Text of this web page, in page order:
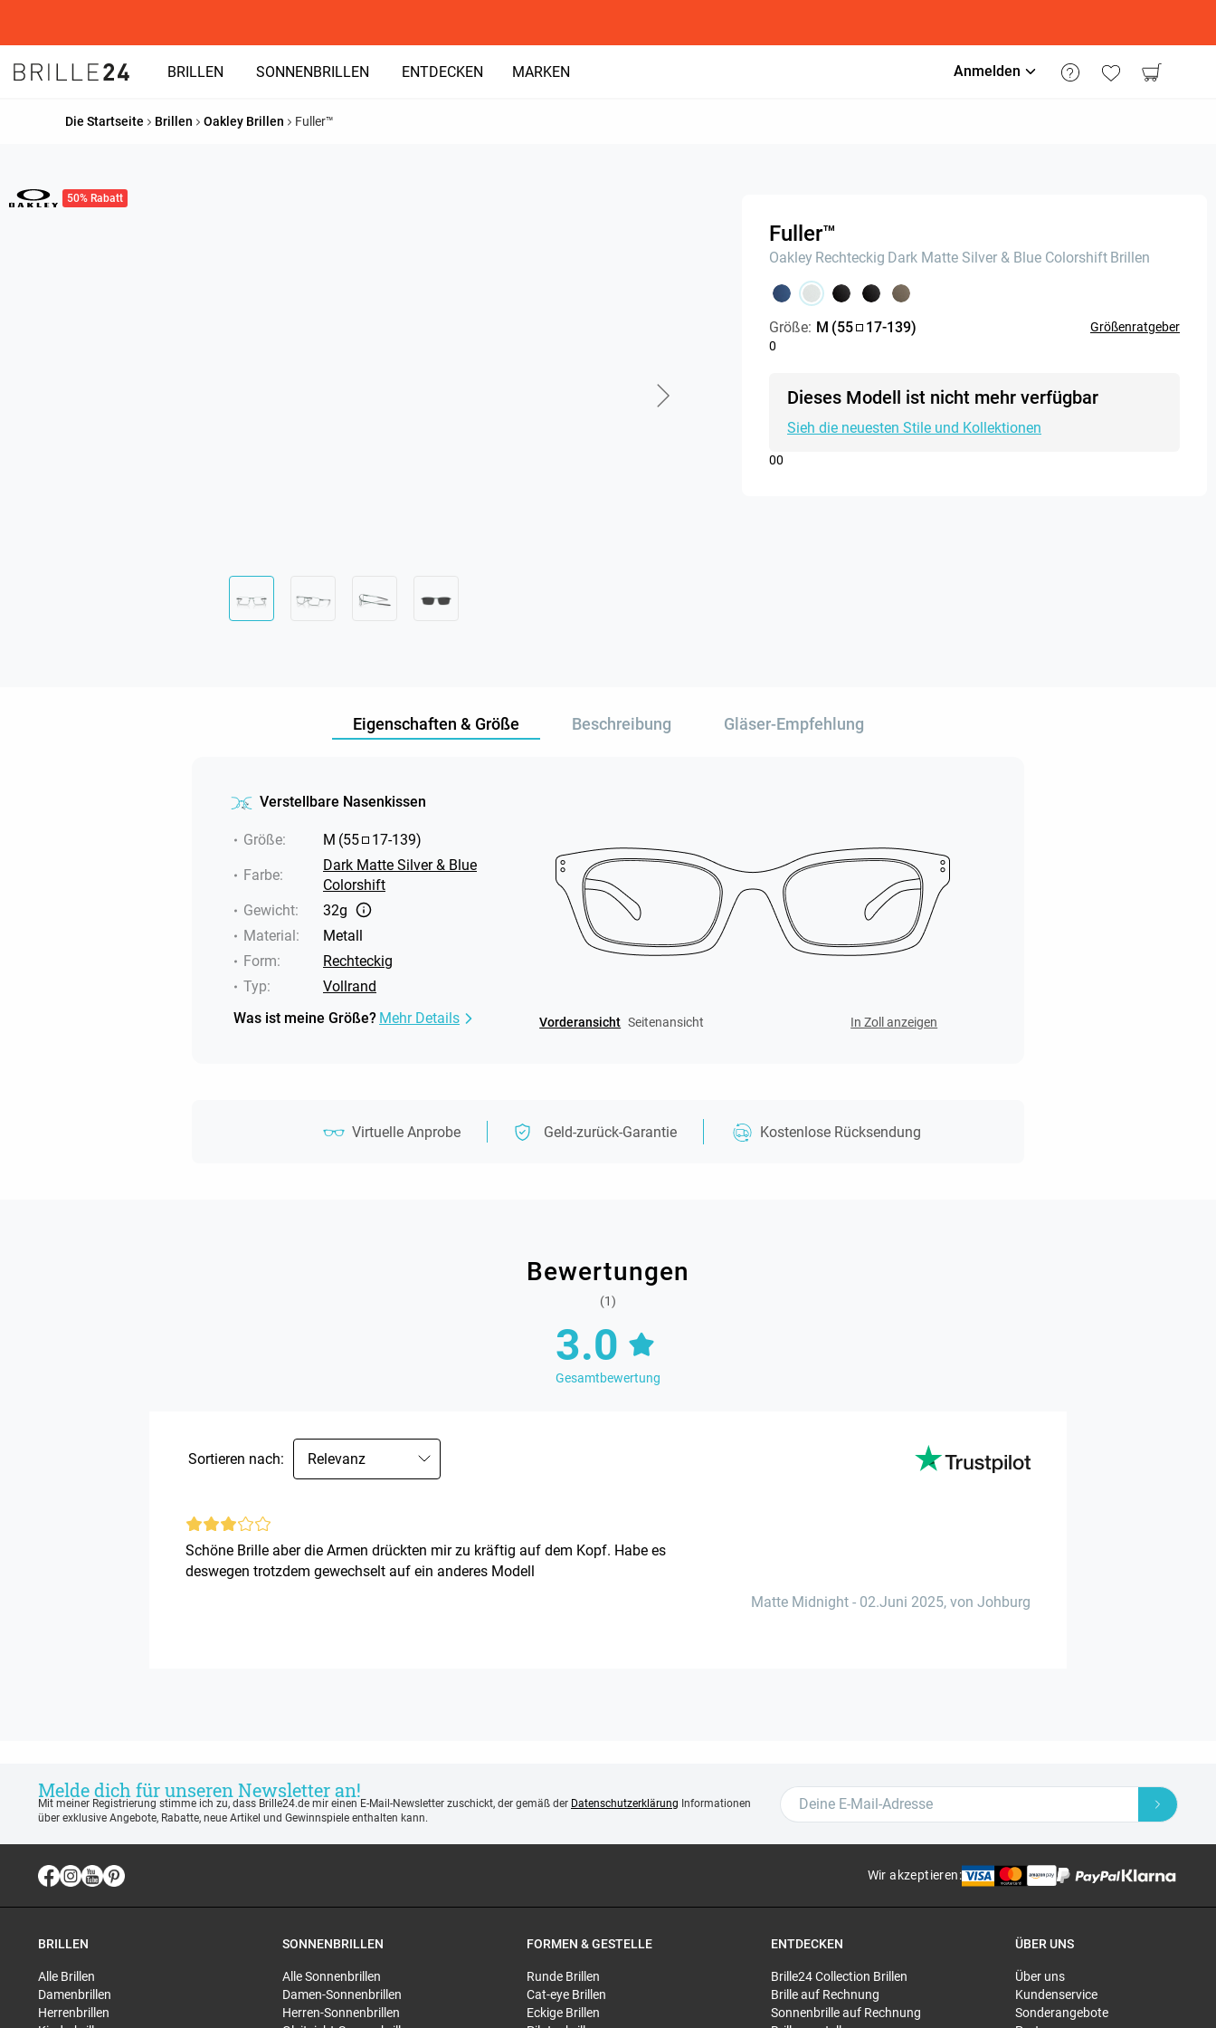
BRILLEN SONNENBRILLEN ENTDECKEN MARKEN Anmelden
Die Startseite Brillen Oakley Brillen Fuller™
50% Rabatt
Fuller™
Oakley Rechteckig Dark Matte Silver & Blue Colorshift Brillen
Größe: M (55 17-139)
Größenratgeber
0
Dieses Modell ist nicht mehr verfügbar
Sieh die neuesten Stile und Kollektionen
00
Eigenschaften & Größe Beschreibung Gläser-Empfehlung
Verstellbare Nasenkissen
Größe: M (55 17-139)
Farbe:
Dark Matte Silver & Blue
Colorshift
Gewicht:
32g
Material:
Metall
Form:
Rechteckig
Typ:
Vollrand
Was ist meine Größe? Mehr Details Vorderansicht Seitenansicht In Zoll anzeigen
Virtuelle Anprobe Geld-zurück-Garantie Kostenlose Rücksendung
Bewertungen
(1)
3.0
Gesamtbewertung
Sortieren nach: Relevanz
Schöne Brille aber die Armen drückten mir zu kräftig auf dem Kopf. Habe es
deswegen trotzdem gewechselt auf ein anderes Modell
Matte Midnight - 02.Juni 2025, von Johburg
Melde dich für unseren Newsletter an!
Mit meiner Registrierung stimme ich zu, dass Brille24.de mir einen E-Mail-Newsletter zuschickt, der gemäß der Datenschutzerklärung Informationen
über exklusive Angebote, Rabatte, neue Artikel und Gewinnspiele enthalten kann.
Wir akzeptieren:
BRILLEN
Alle Brillen
Damenbrillen
Herrenbrillen
SONNENBRILLEN
Alle Sonnenbrillen
Damen-Sonnenbrillen
Herren-Sonnenbrillen
FORMEN & GESTELLE
Runde Brillen
Cat-eye Brillen
Eckige Brillen
ENTDECKEN
Brille24 Collection Brillen
Brille auf Rechnung
Sonnenbrille auf Rechnung
ÜBER UNS
Über uns
Kundenservice
Sonderangebote